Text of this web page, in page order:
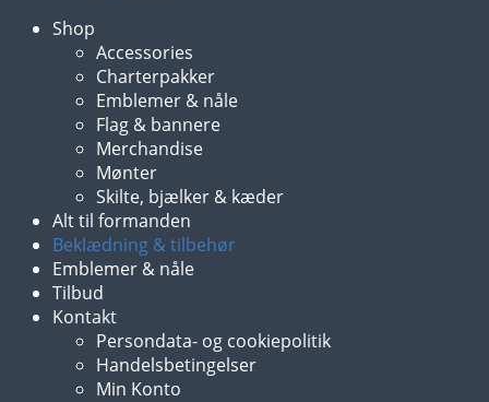
Shop
Accessories
Charterpakker
Emblemer & nåle
Flag & bannere
Merchandise
Mønter
Skilte, bjælker & kæder
Alt til formanden
Beklædning & tilbehør
Emblemer & nåle
Tilbud
Kontakt
Persondata- og cookiepolitik
Handelsbetingelser
Min Konto